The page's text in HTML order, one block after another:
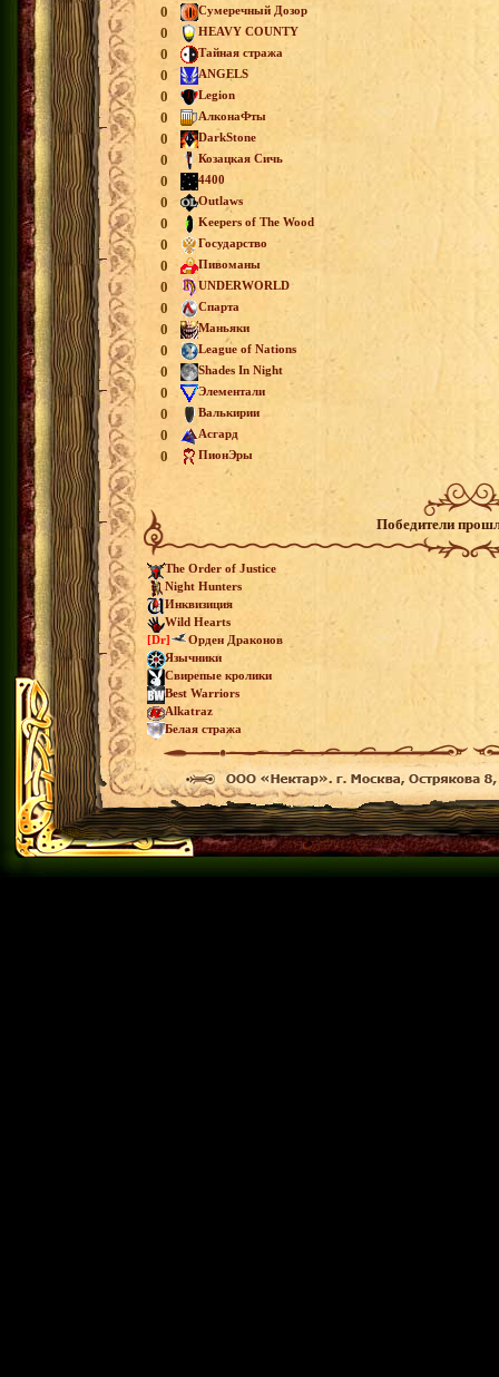
0 Сумеречный Дозор
0 HEAVY COUNTY
0 Тайная стража
0 ANGELS
0 Legion
0 АлконаФты
0 DarkStone
0 Козацкая Сичь
0 4400
0 Outlaws
0 Keepers of The Wood
0 Государство
0 Пивоманы
0 UNDERWORLD
0 Спарта
0 Маньяки
0 League of Nations
0 Shades In Night
0 Элементали
0 Валькирии
0 Асгард
0 ПионЭры
Победители
The Order of Justice
Night Hunters
Инквизиция
Wild Hearts
[Dr]
Орден Драконов
Язычники
Свирепые кролики
Best Warriors
Alkatraz
Белая стража